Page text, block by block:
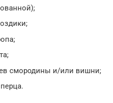
смородины и/или вишни;